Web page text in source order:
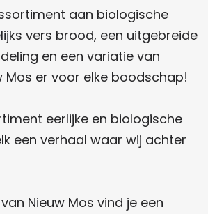
aan biologische
vers brood, een uitgebreide
en een variatie van
Mos er voor elke boodschap!
eerlijke en biologische
een verhaal waar wij achter
Nieuw Mos vind je een